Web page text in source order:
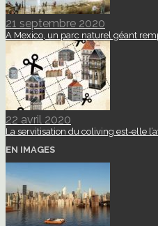
21 septembre 2020
A Mexico, un parc naturel géant
22 avril 2020
La servitisation du coliving est-elle
EN IMAGES